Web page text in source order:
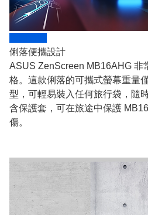
俐落便攜設計
ASUS ZenScreen MB16AHG 非
格。這款俐落的可攜式螢幕重量
型，可輕易裝入任何旅行袋，隨
含保護套，可在旅途中保護
傷。